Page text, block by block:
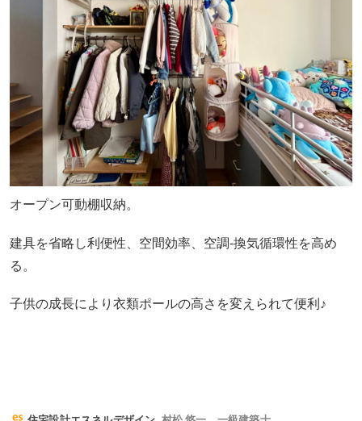
オープン可動棚収納。
建具を省略し利便性、空間効率、空調-換気循環性を高め
る。
子供の成長により衣類ポールの高さを変えられて便利♪